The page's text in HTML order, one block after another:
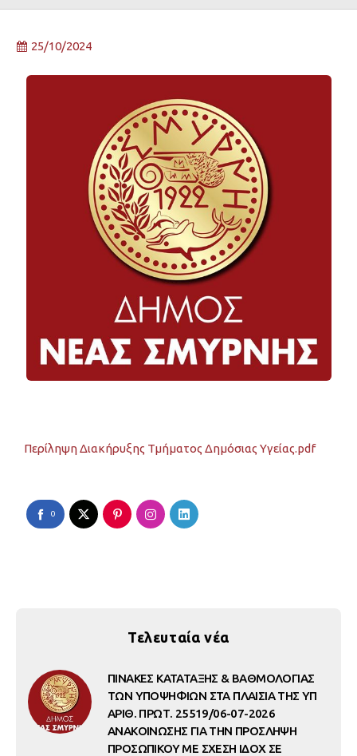
25/10/2024
Περίληψη Διακήρυξης Τμήματος Δημόσιας Υγείας.pdf
0
Τελευταία νέα
ΠΙΝΑΚΕΣ ΚΑΤΑΤΑΞΗΣ & ΒΑΘΜΟΛΟΓΙΑΣ
ΤΩΝ ΥΠΟΨΗΦΙΩΝ ΣΤΑ ΠΛΑΙΣΙΑ ΤΗΣ ΥΠ
ΑΡΙΘ. ΠΡΩΤ. 25519/06-07-2026
ΑΝΑΚΟΙΝΩΣΗΣ ΓΙΑ ΤΗΝ ΠΡΟΣΛΗΨΗ
ΠΡΟΣΩΠΙΚΟΥ ΜΕ ΣΧΕΣΗ ΙΔΟΧ ΣΕ